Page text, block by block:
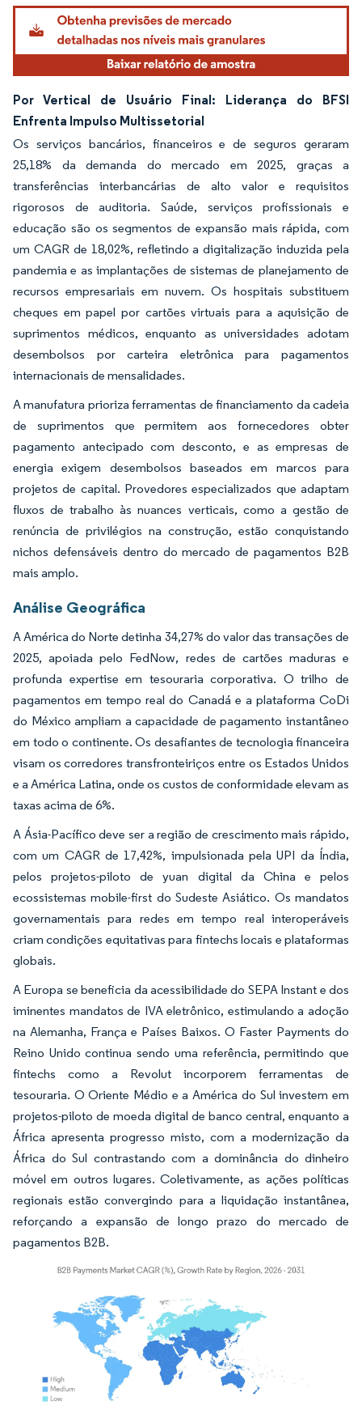
Imagem © Mordor Intelligence. O reuso requer atribuição conforme CC BY 4.0.
Por Vertical de Usuário Final: Liderança do BFSI
Enfrenta Impulso Multissetorial
Os serviços bancários, financeiros e de seguros geraram
25,18% da demanda do mercado em 2025, graças a
transferências interbancárias de alto valor e requisitos
rigorosos de auditoria. Saúde, serviços profissionais e
educação são os segmentos de expansão mais rápida, com
um CAGR de 18,02%, refletindo a digitalização induzida pela
pandemia e as implantações de sistemas de planejamento de
recursos empresariais em nuvem. Os hospitais substituem
cheques em papel por cartões virtuais para a aquisição de
suprimentos médicos, enquanto as universidades adotam
desembolsos por carteira eletrônica para pagamentos
internacionais de mensalidades.
A manufatura prioriza ferramentas de financiamento da cadeia
de suprimentos que permitem aos fornecedores obter
pagamento antecipado com desconto, e as empresas de
energia exigem desembolsos baseados em marcos para
projetos de capital. Provedores especializados que adaptam
fluxos de trabalho às nuances verticais, como a gestão de
renúncia de privilégios na construção, estão conquistando
nichos defensáveis dentro do mercado de pagamentos B2B
mais amplo.
Análise Geográfica
A América do Norte detinha 34,27% do valor das transações de
2025, apoiada pelo FedNow, redes de cartões maduras e
profunda expertise em tesouraria corporativa. O trilho de
pagamentos em tempo real do Canadá e a plataforma CoDi
do México ampliam a capacidade de pagamento instantâneo
em todo o continente. Os desafiantes de tecnologia financeira
visam os corredores transfronteiriços entre os Estados Unidos
e a América Latina, onde os custos de conformidade elevam as
taxas acima de 6%.
A Ásia-Pacífico deve ser a região de crescimento mais rápido,
com um CAGR de 17,42%, impulsionada pela UPI da Índia,
pelos projetos-piloto de yuan digital da China e pelos
ecossistemas mobile-first do Sudeste Asiático. Os mandatos
governamentais para redes em tempo real interoperáveis
criam condições equitativas para fintechs locais e plataformas
globais.
A Europa se beneficia da acessibilidade do SEPA Instant e dos
iminentes mandatos de IVA eletrônico, estimulando a adoção
na Alemanha, França e Países Baixos. O Faster Payments do
Reino Unido continua sendo uma referência, permitindo que
fintechs como a Revolut incorporem ferramentas de
tesouraria. O Oriente Médio e a América do Sul investem em
projetos-piloto de moeda digital de banco central, enquanto a
África apresenta progresso misto, com a modernização da
África do Sul contrastando com a dominância do dinheiro
móvel em outros lugares. Coletivamente, as ações políticas
regionais estão convergindo para a liquidação instantânea,
reforçando a expansão de longo prazo do mercado de
pagamentos B2B.